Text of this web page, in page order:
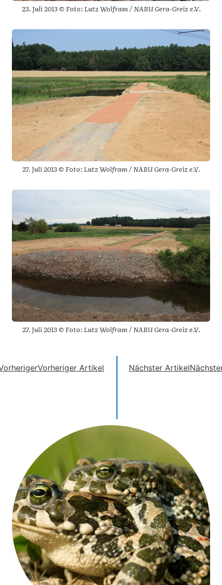
23. Juli 2013 © Foto: Lutz Wolfram / NABU Gera-Greiz e.V.
27. Juli 2013 © Foto: Lutz Wolfram / NABU Gera-Greiz e.V.
27. Juli 2013 © Foto: Lutz Wolfram / NABU Gera-Greiz e.V.
Vorheriger Artikel Nächster Artikel